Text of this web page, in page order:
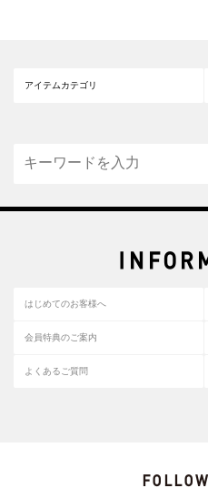
アイテムカテゴリ
はじめてのお客様へ
会員特典のご案内
よくあるご質問